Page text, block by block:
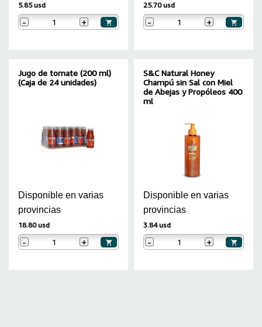
5.85 usd
- +
25.70 usd
- +
Jugo de tomate (200 ml)
(Caja de 24 unidades)
Disponible en varias
provincias
18.80 usd
- +
S&C Natural Honey
Champú sin Sal con Miel
de Abejas y Propóleos 400
ml
Disponible en varias
provincias
3.84 usd
- +